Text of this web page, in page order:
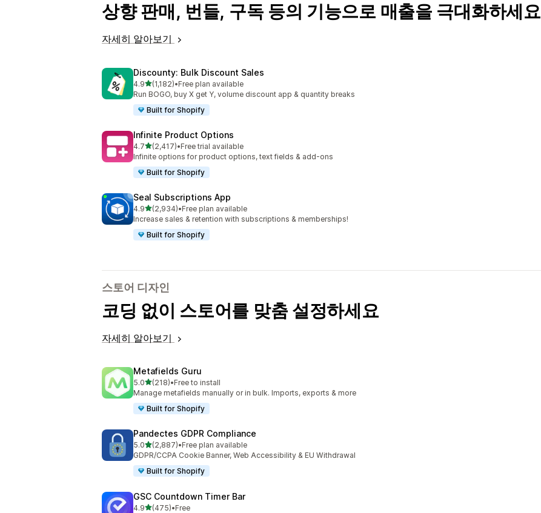
상향 판매, 번들, 구독 등의 기능으로 매출을 극대화하세요
자세히 알아보기
Discounty: Bulk Discount Sales
4.9별 5개 중
(1,182)
총 리뷰 1182개
•Free plan available
Run BOGO, buy X get Y, volume discount app & quantity breaks
Built for Shopify
Infinite Product Options
4.7별 5개 중
(2,417)
총 리뷰 2417개
•Free trial available
Infinite options for product options, text fields & add-ons
Built for Shopify
Seal Subscriptions App
4.9별 5개 중
(2,934)
총 리뷰 2934개
•Free plan available
Increase sales & retention with subscriptions & memberships!
Built for Shopify
스토어 디자인
코딩 없이 스토어를 맞춤 설정하세요
자세히 알아보기
Metafields Guru
5.0별 5개 중
(218)
총 리뷰 218개
•Free to install
Manage metafields manually or in bulk. Imports, exports & more
Built for Shopify
Pandectes GDPR Compliance
5.0별 5개 중
(2,887)
총 리뷰 2887개
•Free plan available
GDPR/CCPA Cookie Banner, Web Accessibility & EU Withdrawal
Built for Shopify
GSC Countdown Timer Bar
4.9별 5개 중
(475)•Free